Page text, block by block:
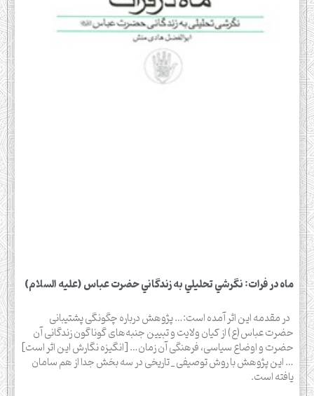
ماه در فرات: نگرشي تحليلي به زندگاني حضرت عباس (عليه السلام)
در مقدمه این اثر آمده است:… پژوهش درباره چگونگی پشتیبانی
حضرت عباس(ع) از کیان ولایت و تبیین جنبه‌های گوناگون زندگانی آن
حضرت و اوضاع سیاسی، فرهنگی آن زمان… [انگیزه نگارش این اثر است]
… این پژوهش با روش توصیفی _ تاریخی در سه بخش جدا از هم سامان
یافته است.